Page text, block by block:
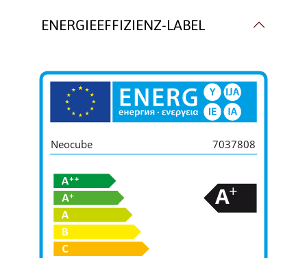
ENERGIEEFFIZIENZ-LABEL
Neocube 7037808
A+